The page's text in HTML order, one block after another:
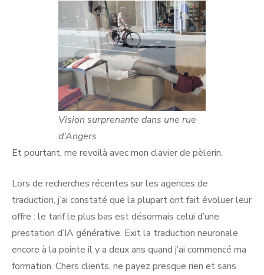
Vision surprenante dans une rue
d’Angers
Et pourtant, me revoilà avec mon clavier de pèlerin.
Lors de recherches récentes sur les agences de
traduction, j’ai constaté que la plupart ont fait évoluer leur
offre : le tarif le plus bas est désormais celui d’une
prestation d’IA générative. Exit la traduction neuronale
encore à la pointe il y a deux ans quand j’ai commencé ma
formation. Chers clients, ne payez presque rien et sans